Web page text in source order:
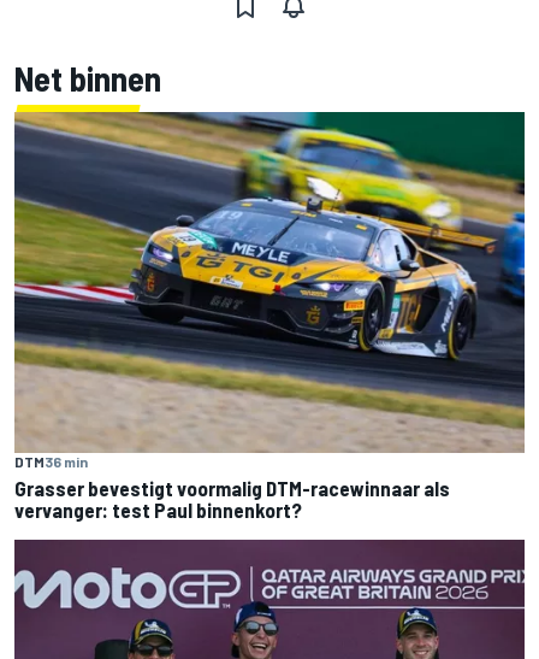
Net binnen
DTM36 min
Grasser bevestigt voormalig DTM-racewinnaar als
vervanger: test Paul binnenkort?